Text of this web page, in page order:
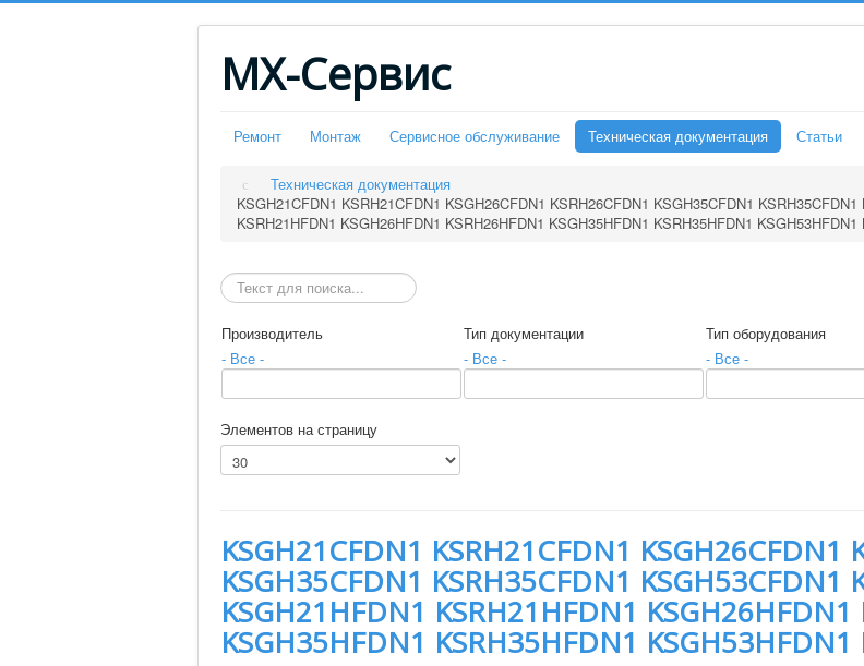
МХ-Сервис
Ремонт Монтаж Сервисное обслуживание Техническая документация Статьи
Техническая документация
KSGH21CFDN1 KSRH21CFDN1 KSGH26CFDN1 KSRH26CFDN1 KSGH35CFDN1
KSRH21HFDN1 KSGH26HFDN1 KSRH26HFDN1 KSGH35HFDN1 KSRH35HFDN1 KSGH53HFDN1
Производитель
- Все -
Тип документации
- Все -
Тип оборудования
- Все -
Элементов на страницу
KSGH21CFDN1 KSRH21CFDN1 KSGH26CFDN1
KSGH35CFDN1 KSRH35CFDN1 KSGH53CFDN1
KSGH21HFDN1 KSRH21HFDN1 KSGH26HFDN1
KSGH35HFDN1 KSRH35HFDN1 KSGH53HFDN1